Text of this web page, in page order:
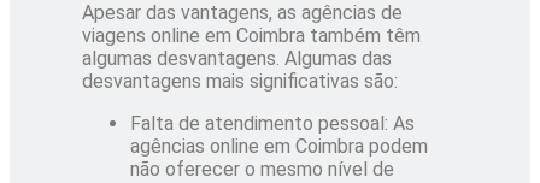
Apesar das vantagens, as agências de
viagens online em Coimbra também têm
algumas desvantagens. Algumas das
desvantagens mais significativas são:
Falta de atendimento pessoal: As
agências online em Coimbra podem
não oferecer o mesmo nível de